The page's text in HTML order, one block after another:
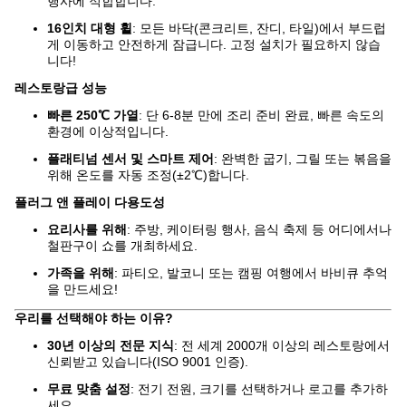
16인치 대형 휠 : 모든 바닥(콘크리트, 잔디, 타일)에서 부드럽
게 이동하고 안전하게 잠급니다. 고정 설치가 필요하지 않습
니다!
레스토랑급 성능
빠른 250℃ 가열 : 단 6-8분 만에 조리 준비 완료, 빠른 속도의
환경에 이상적입니다.
플래티넘 센서 및 스마트 제어 : 완벽한 굽기, 그릴 또는 볶음을
위해 온도를 자동 조정(±2℃)합니다.
플러그 앤 플레이 다용도성
요리사를 위해 : 주방, 케이터링 행사, 음식 축제 등 어디에서나
철판구이 쇼를 개최하세요.
가족을 위해 : 파티오, 발코니 또는 캠핑 여행에서 바비큐 추억
을 만드세요!
우리를 선택해야 하는 이유?
30년 이상의 전문 지식: 전 세계 2000개 이상의 레스토랑에서
신뢰받고 있습니다(ISO 9001 인증).
무료 맞춤 설정: 전기 전원, 크기를 선택하거나 로고를 추가하